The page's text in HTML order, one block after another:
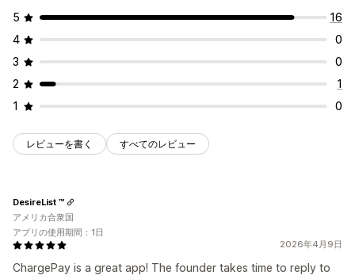
5
16
4
0
3
0
2
1
1
0
レビューを書く すべてのレビュー
2026年4月9日
ChargePay is a great app! The founder takes time to reply to
DesireList ™
アメリカ合衆国
アプリの使用期間：1日